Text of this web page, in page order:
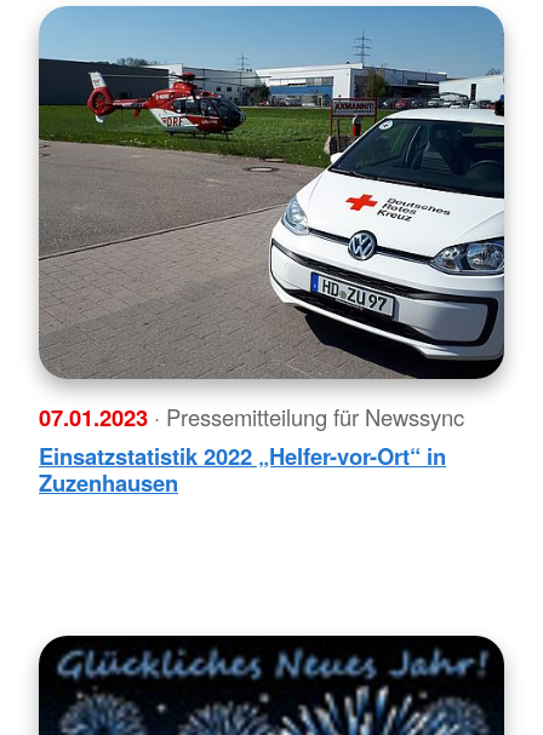
07.01.2023 · Pressemitteilung für Newssync
Einsatzstatistik 2022 „Helfer-vor-Ort“ in
Zuzenhausen